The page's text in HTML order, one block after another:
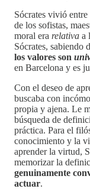
Sócrates vivió
de los sofistas,
moral era relativa a
Sócrates, sabiendo
los valores son
en Barcelona y es
Con el deseo de
buscaba con
propia y ajena. Le
búsqueda de
práctica. Para el
conocimiento y la
aprender la virtud,
memorizar la
genuinamente
actuar.